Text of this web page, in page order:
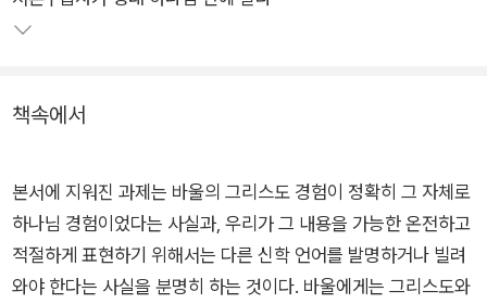
책속에서
본서에 지워진 과제는 바울의 그리스도 경험이 정확히 그 자체로
하나님 경험이었다는 사실과, 우리가 그 내용을 가능한 온전하고
적절하게 표현하기 위해서는 다른 신학 언어를 발명하거나 빌려
와야 한다는 사실을 분명히 하는 것이다. 바울에게는 그리스도와